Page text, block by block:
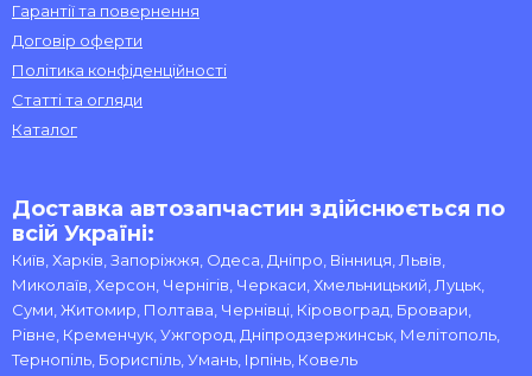
Гарантії та повернення
Договір оферти
Політика конфіденційності
Статті та огляди
Каталог
Доставка автозапчастин здійснюється по
всій Україні:
Київ, Харків, Запоріжжя, Одеса, Дніпро, Вінниця, Львів,
Миколаїв, Херсон, Чернігів, Черкаси, Хмельницький, Луцьк,
Суми, Житомир, Полтава, Чернівці, Кіровоград, Бровари,
Рівне, Кременчук, Ужгород, Дніпродзержинськ, Мелітополь,
Тернопіль, Бориспіль, Умань, Ірпінь, Ковель